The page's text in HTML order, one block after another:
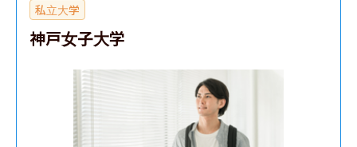
私立大学
神戸女子大学